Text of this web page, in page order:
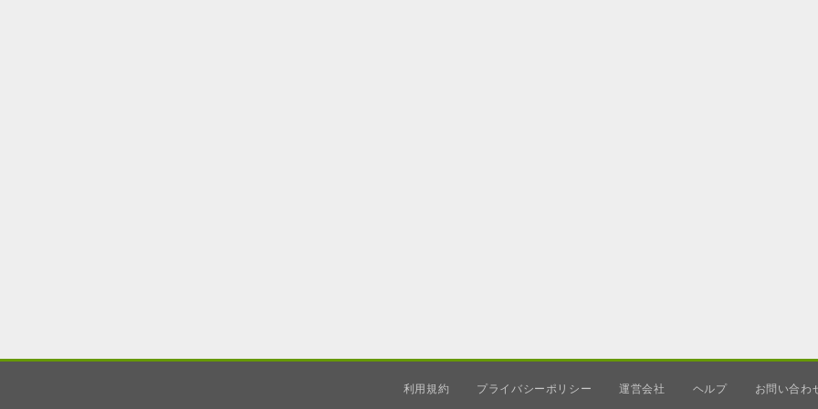
利用規約 プライバシーポリシー 運営会社 ヘルプ お問い合わ